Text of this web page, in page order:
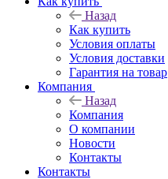
Назад
Как купить
Условия оплаты
Условия доставки
Гарантия на товар
Компания
Назад
Компания
О компании
Новости
Контакты
Контакты